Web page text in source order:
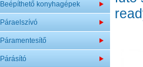
Beépíthető konyhagépek
Páraelszívó
Páramentesítő
Párásító